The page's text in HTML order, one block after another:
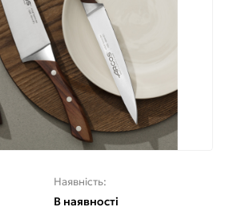
Наявність:
В наявності